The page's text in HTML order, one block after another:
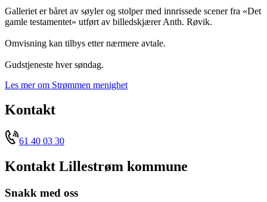
Galleriet er båret av søyler og stolper med innrissede scener fra «Det
gamle testamentet» utført av billedskjærer Anth. Røvik.
Omvisning kan tilbys etter nærmere avtale.
Gudstjeneste hver søndag.
Les mer om Strømmen menighet
Kontakt
61 40 03 30
Kontakt Lillestrøm kommune
Snakk med oss